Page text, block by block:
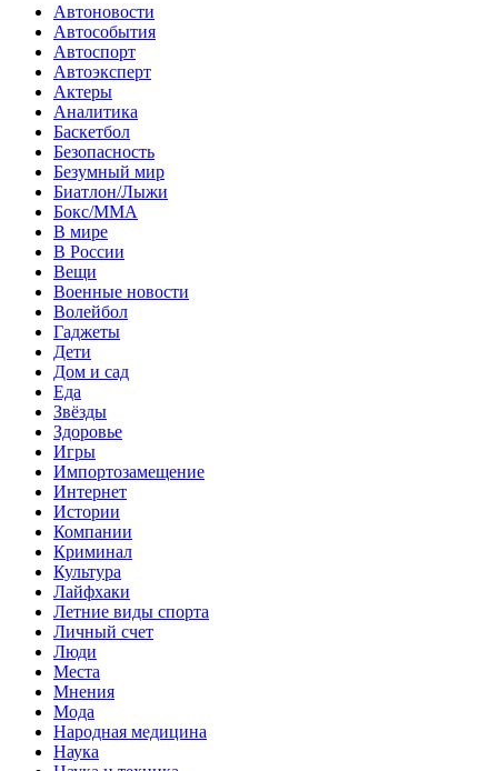
Автоновости
Автособытия
Автоспорт
Автоэксперт
Актеры
Аналитика
Баскетбол
Безопасность
Безумный мир
Биатлон/Лыжи
Бокс/MMA
В мире
В России
Вещи
Военные новости
Волейбол
Гаджеты
Дети
Дом и сад
Еда
Звёзды
Здоровье
Игры
Импортозамещение
Интернет
Истории
Компании
Криминал
Культура
Лайфхаки
Летние виды спорта
Личный счет
Люди
Места
Мнения
Мода
Народная медицина
Наука